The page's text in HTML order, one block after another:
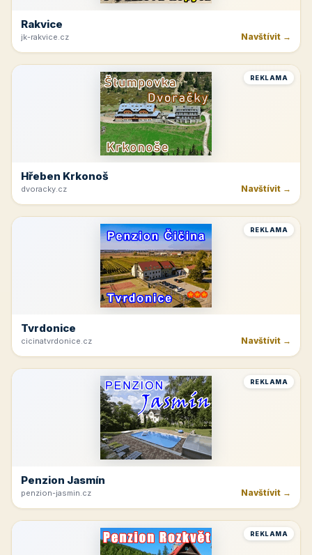
Rakvice
jk-rakvice.cz Navštívit →
REKLAMA
Hřeben Krkonoš
dvoracky.cz Navštívit →
REKLAMA
Tvrdonice
cicinatvrdonice.cz Navštívit →
REKLAMA
Penzion Jasmín
penzion-jasmin.cz Navštívit →
REKLAMA